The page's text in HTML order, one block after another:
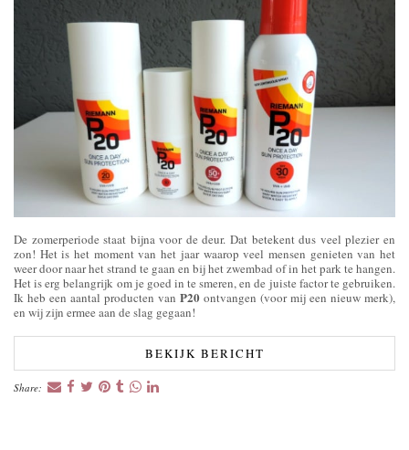
De zomerperiode staat bijna voor de deur. Dat betekent dus veel plezier en
zon! Het is het moment van het jaar waarop veel mensen genieten van het
weer door naar het strand te gaan en bij het zwembad of in het park te hangen.
Het is erg belangrijk om je goed in te smeren, en de juiste factor te gebruiken.
Ik heb een aantal producten van P20 ontvangen (voor mij een nieuw merk),
en wij zijn ermee aan de slag gegaan!
BEKIJK BERICHT
Share: